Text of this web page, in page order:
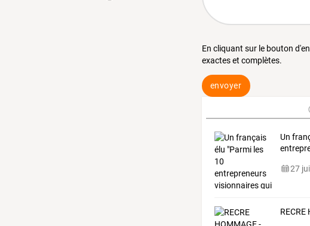
En cliquant sur le bouton
exactes et complètes.
envoyer
Un
27
RECRE